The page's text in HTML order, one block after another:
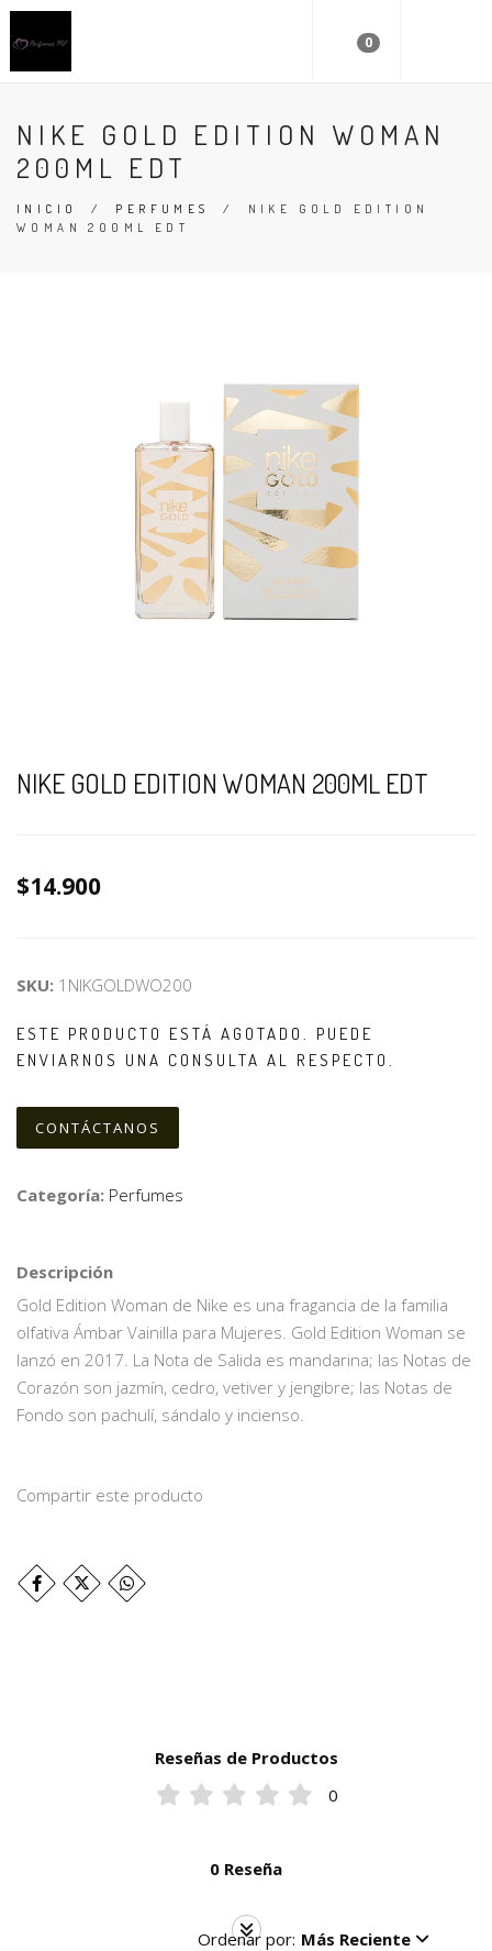
0
NIKE GOLD EDITION WOMAN
200ML EDT
INICIO / PERFUMES / NIKE GOLD EDITION
WOMAN 200ML EDT
NIKE GOLD EDITION WOMAN 200ML EDT
$14.900
SKU: 1NIKGOLDWO200
ESTE PRODUCTO ESTÁ AGOTADO. PUEDE
ENVIARNOS UNA CONSULTA AL RESPECTO.
CONTÁCTANOS
Categoría: Perfumes
Descripción
Gold Edition Woman de Nike es una fragancia de la familia
olfativa Ámbar Vainilla para Mujeres. Gold Edition Woman se
lanzó en 2017. La Nota de Salida es mandarina; las Notas de
Corazón son jazmín, cedro, vetiver y jengibre; las Notas de
Fondo son pachulí, sándalo y incienso.
Compartir este producto
Reseñas de Productos
0
0 Reseña
Ordenar por: Más Reciente